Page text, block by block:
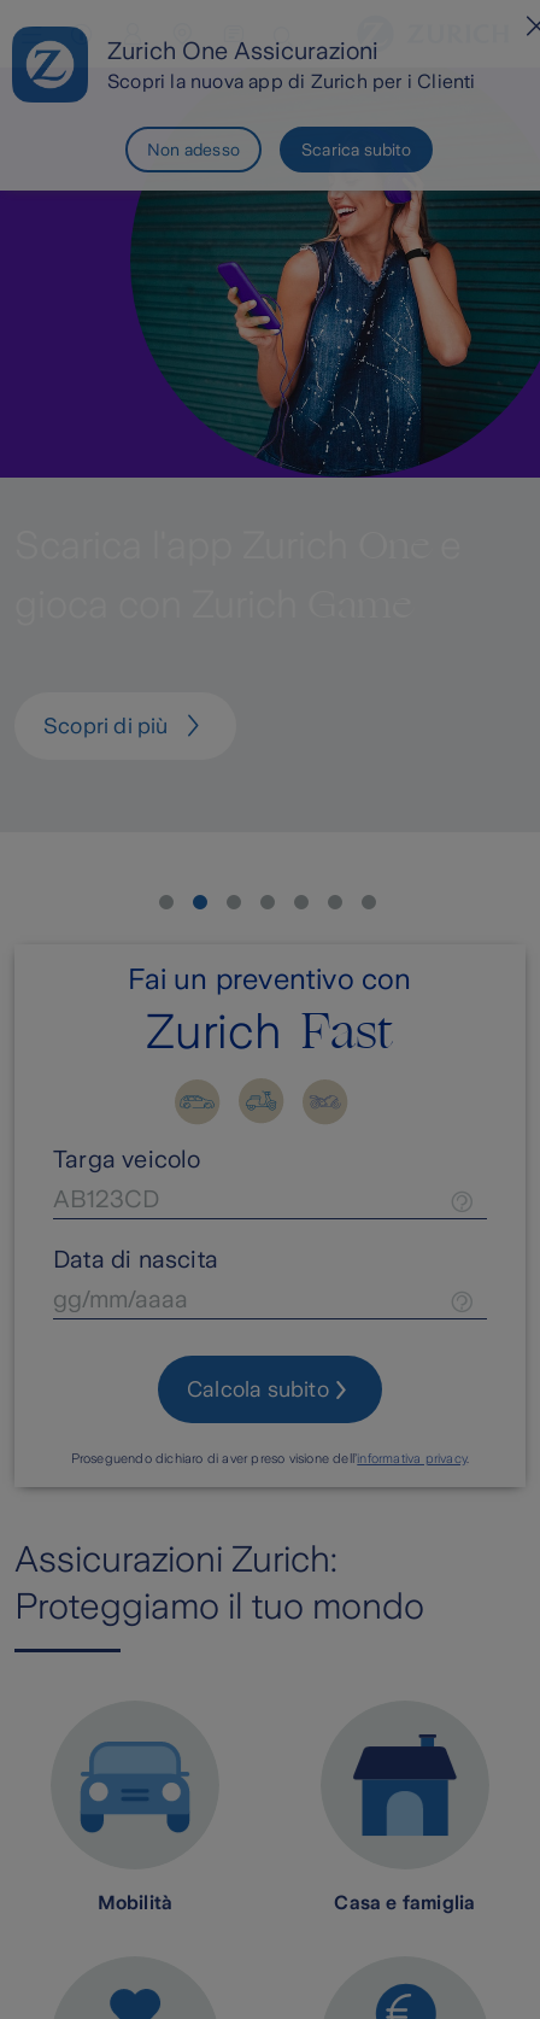
Scopri di più
Fai un preventivo con
Zurich Fast
Targa veicolo
Data di nascita
Calcola subito
Proseguendo dichiaro di aver preso visione dell’informativa privacy.
Assicurazioni Zurich:
Proteggiamo il tuo mondo
Mobilità Casa e famiglia
Zurich One Assicurazioni
Scopri la nuova app di Zurich per i Clienti
Non adesso Scarica subito